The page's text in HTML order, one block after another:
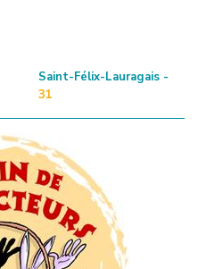
Saint-Félix-Lauragais -
31